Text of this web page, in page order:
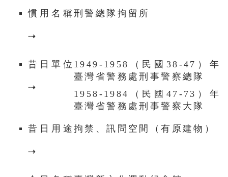
慣用名稱
⇢
刑警總隊拘留所
昔日單位
⇢
1949-1958 （ 民國38-47 ）年
臺灣省警務處刑事警察總隊
1958-1984
（ 民國47-73 ）年
臺灣省警務處刑事警察大隊
昔日用途
⇢
拘禁、訊問空間（有原建物）